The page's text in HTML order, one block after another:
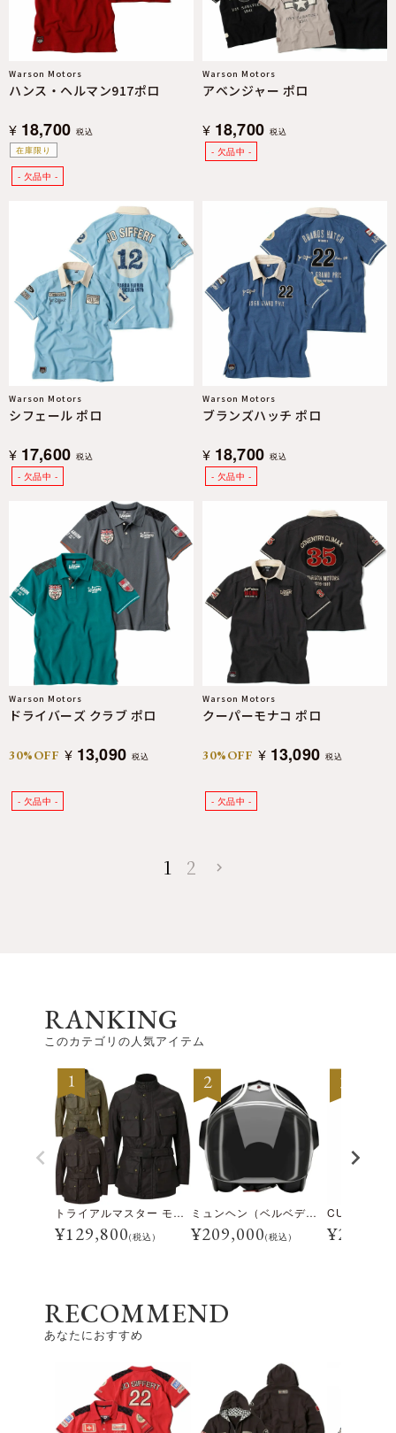
在庫限り
Warson Motors
ハンス・ヘルマン917ポロ
¥ 18,700 税込
Warson Motors
アベンジャー ポロ
¥ 18,700 税込
Warson Motors
シフェール ポロ
¥ 17,600 税込
Warson Motors
ブランズハッチ ポロ
¥ 18,700 税込
Warson Motors
ドライバーズ クラブ ポロ
30%OFF ¥ 13,090 税込
Warson Motors
クーパーモナコ ポロ
30%OFF ¥ 13,090 税込
1 2
RANKING
このカテゴリの人気アイテム
トライアルマスター モーターサイクル ジャケット
¥129,800(税込)
ミュンヘン（ベルベデーレ）
¥209,000(税込) ¥28,600
RECOMMEND
あなたにおすすめ